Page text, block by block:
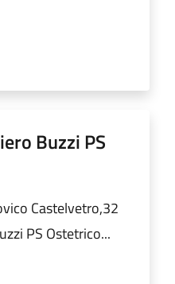
Buzzi PS
Castelvetro,32
PS Ostetrico...